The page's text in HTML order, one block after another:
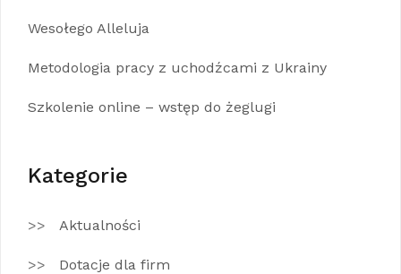
Wesołego Alleluja
Metodologia pracy z uchodźcami z Ukrainy
Szkolenie online – wstęp do żeglugi
Kategorie
Aktualności
Dotacje dla firm